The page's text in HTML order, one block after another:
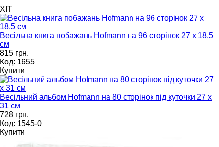
ХІТ
Весільна книга побажань Hofmann на 96 сторінок 27 х 18,5
см
815 грн.
Код: 1655
Купити
Весільний альбом Hofmann на 80 сторінок під куточки 27 х
31 см
728 грн.
Код: 1545-0
Купити